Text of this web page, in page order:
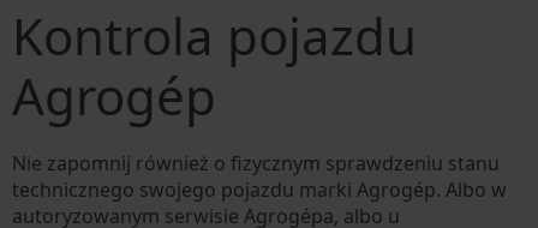
Kontrola pojazdu
Agrogép
Nie zapomnij również o fizycznym sprawdzeniu stanu
technicznego swojego pojazdu marki Agrogép. Albo w
autoryzowanym serwisie Agrogépa, albo u